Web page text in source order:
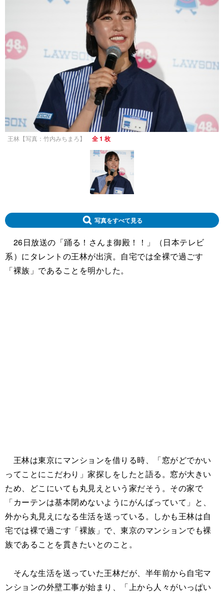
王林【写真：竹内みちまろ】 全 1 枚
写真をすべて見る
26日放送の「踊る！さんま御殿！！」（日本テレビ
系）にタレントの王林が出演。自宅では全裸で過ごす
「裸族」であることを明かした。
王林は東京にマンションを借りる時、「窓がどでかい
ってことにこだわり」家探しをしたと語る。窓が大きい
ため、どこにいても丸見えという家だそう。その家で
「カーテンは基本閉めないようにがんばっていて」と、
外から丸見えになる生活を送っている。しかも王林は自
宅では裸で過ごす「裸族」で、東京のマンションでも裸
族であることを貫きたいとのこと。
そんな生活を送っていた王林だが、半年前から自宅マ
ンションの外壁工事が始まり、「上から人々がいっぱい